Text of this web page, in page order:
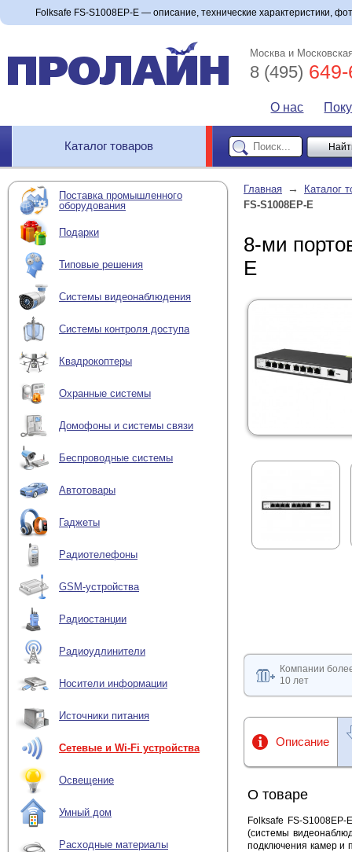
Folksafe FS-S1008EP-E — описание, технические характеристики,
Москва и
8 (495)
О нас
Каталог товаров
Поставка промышленного
оборудования
Подарки
Типовые решения
Системы видеонаблюдения
Системы контроля доступа
Квадрокоптеры
Охранные системы
Домофоны и системы связи
Беспроводные системы
Автотовары
Гаджеты
Радиотелефоны
GSM-устройства
Радиостанции
Радиоудлинители
Носители информации
Источники питания
Сетевые и Wi-Fi устройства
Освещение
Умный дом
Расходные материалы
Главная →
Каталог
FS-S1008EP-E
8-ми
E
Компании
10 лет
Описание
О товаре
Folksafe FS-
(системы
подключения камер и